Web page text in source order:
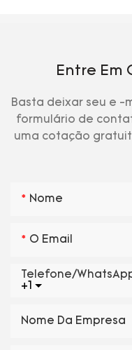
Entre Em
Basta deixar seu e -
formulário de
uma cotação
Nome
O Email
+1
Telefone/
Nome Da Empresa